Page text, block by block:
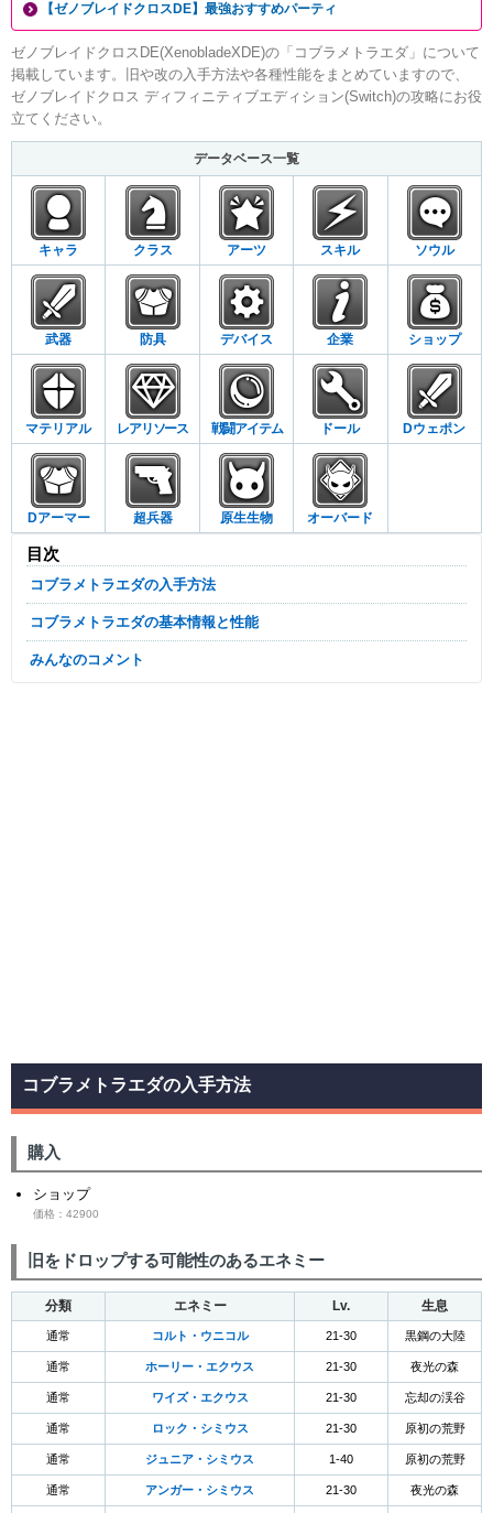
【ゼノブレイドクロスDE】最強おすすめパーティ
ゼノブレイドクロスDE(XenobladeXDE)の「コブラメトラエダ」について
掲載しています。旧や改の入手方法や各種性能をまとめていますので、
ゼノブレイドクロス ディフィニティブエディション(Switch)の攻略にお役
立てください。
データベース一覧
キャラ クラス アーツ スキル ソウル
武器 防具 デバイス 企業 ショップ
マテリアル レアリソース 戦闘アイテム ドール Dウェポン
Dアーマー 超兵器 原生生物 オーバード
目次
コブラメトラエダの入手方法
コブラメトラエダの基本情報と性能
みんなのコメント
コブラメトラエダの入手方法
購入
ショップ
価格：42900
旧をドロップする可能性のあるエネミー
分類 エネミー Lv. 生息
通常 コルト・ウニコル 21-30 黒鋼の大陸
通常 ホーリー・エクウス 21-30 夜光の森
通常 ワイズ・エクウス 21-30 忘却の渓谷
通常 ロック・シミウス 21-30 原初の荒野
通常 ジュニア・シミウス 1-40 原初の荒野
通常 アンガー・シミウス 21-30 夜光の森